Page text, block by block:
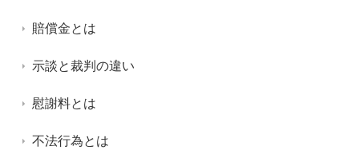
賠償金とは
示談と裁判の違い
慰謝料とは
不法行為とは